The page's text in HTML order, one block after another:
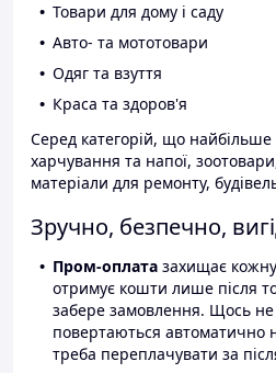
Товари для дому і саду
Авто- та мототовари
Одяг та взуття
Краса та здоров'я
Серед категорій, що
харчування та напої,
матеріали для ремонту,
Зручно, безпечно,
Пром-оплата захищає
отримує кошти лише після
забере замовлення. Щось
повертаються автоматично
треба переплачувати за